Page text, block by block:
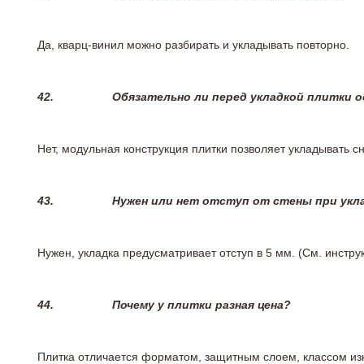
Да, кварц-винил можно разбирать и укладывать повторно.
42. Обязательно ли перед укладкой плитки
Нет, модульная конструкция плитки позволяет
43. Нужен или нет отступ от стены при
Нужен, укладка предусматривает отступ в 5 мм. (См.
44. Почему у плитки разная цена?
Плитка отличается форматом, защитным слоем, классом